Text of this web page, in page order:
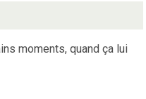
moments, quand ça lui